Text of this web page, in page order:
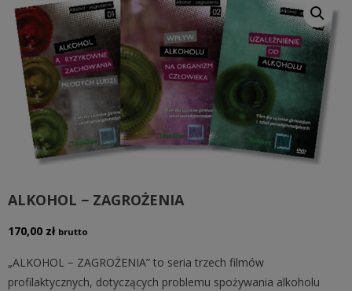
ALKOHOL − ZAGROŻENIA
170,00 zł brutto
„ALKOHOL − ZAGROŻENIA” to seria trzech filmów
profilaktycznych, dotyczących problemu spożywania alkoholu